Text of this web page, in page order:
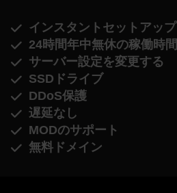
インスタントセットアップ
24時間年中無休の稼働時間
サーバー設定を変更する
SSDドライブ
DDoS保護
遅延なし
MODのサポート
無料ドメイン